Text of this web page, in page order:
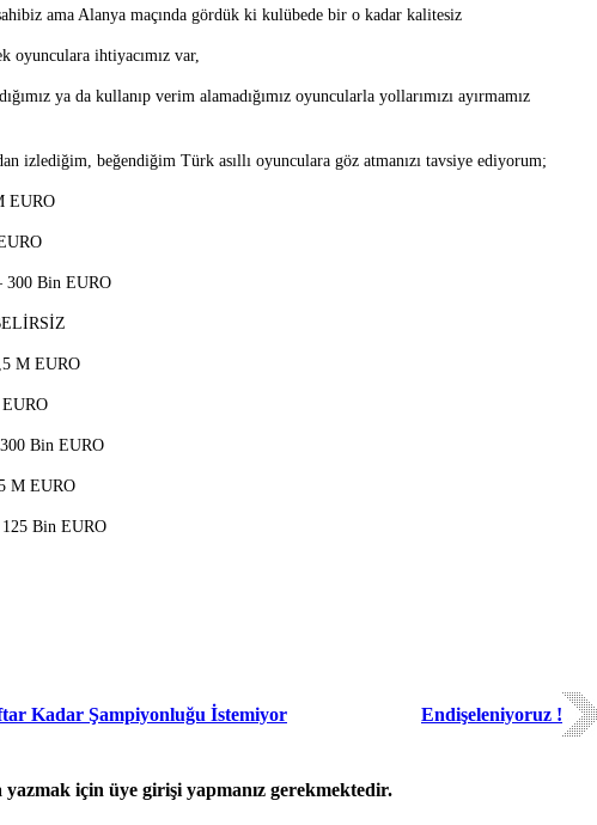
ama Alanya maçında gördük ki kulübede bir o kadar kalitesiz
oyunculara ihtiyacımız var,
ya da kullanıp verim alamadığımız oyuncularla yollarımızı ayırmamız
izlediğim, beğendiğim Türk asıllı oyunculara göz atmanızı tavsiye ediyorum;
EURO
300 Bin EURO
M EURO
Bin EURO
M EURO
125 Bin EURO
Kadar Şampiyonluğu İstemiyor
Endişeleniyoruz !
için üye girişi yapmanız gerekmektedir.